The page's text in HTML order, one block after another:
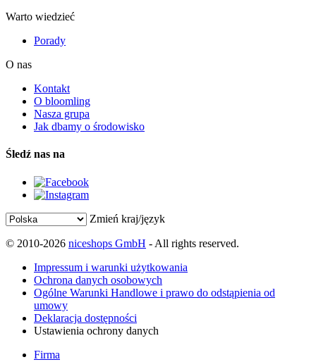
Warto wiedzieć
Porady
O nas
Kontakt
O bloomling
Nasza grupa
Jak dbamy o środowisko
Śledź nas na
Zmień kraj/język
© 2010-2026 niceshops GmbH - All rights reserved.
Impressum i warunki użytkowania
Ochrona danych osobowych
Ogólne Warunki Handlowe i prawo do odstąpienia od
umowy
Deklaracja dostępności
Ustawienia ochrony danych
Firma